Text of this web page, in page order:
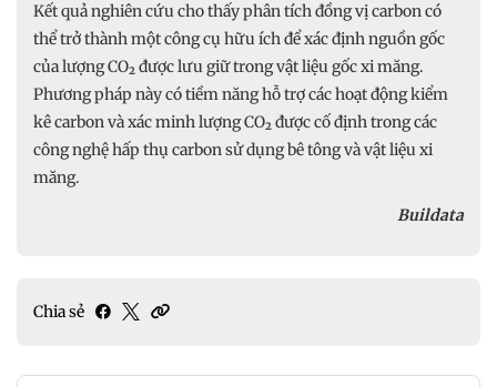
Kết quả nghiên cứu cho thấy phân tích đồng vị carbon có
thể trở thành một công cụ hữu ích để xác định nguồn gốc
của lượng CO₂ được lưu giữ trong vật liệu gốc xi măng.
Phương pháp này có tiềm năng hỗ trợ các hoạt động kiểm
kê carbon và xác minh lượng CO₂ được cố định trong các
công nghệ hấp thụ carbon sử dụng bê tông và vật liệu xi
măng.
Buildata
Chia sẻ